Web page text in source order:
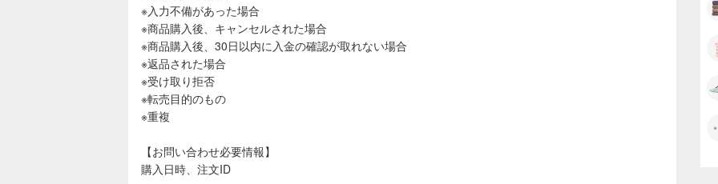
※入力不備があった場合
※商品購入後、キャンセルされた場合
※商品購入後、30日以内に入金の確認が取れない場合
※返品された場合
※受け取り拒否
※転売目的のもの
※重複
【お問い合わせ必要情報】
購入日時、注文ID